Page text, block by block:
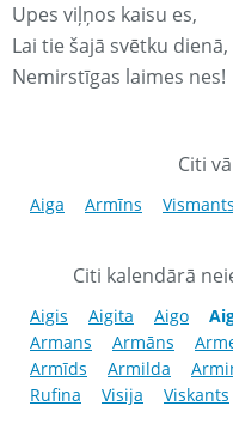
Upes viļņos kaisu es,
Lai tie šajā svētku dienā,
Nemirstīgas laimes nes!
Citi
Aiga Armīns Vismants
Citi kalendārā
Aigis Aigita Aigo
Armans
Armāns
Armīds
Armilda
Rufina
Visija Viskants